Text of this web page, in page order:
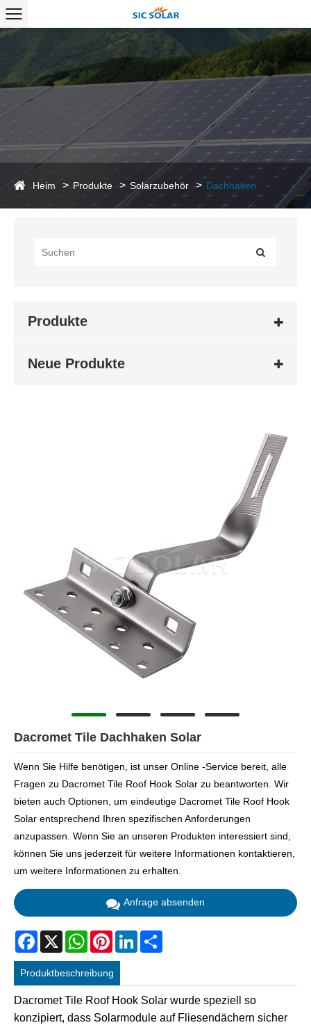
Heim Produkte Solarzubehör Dachhaken
Produkte
Neue Produkte
Dacromet Tile Dachhaken Solar
Wenn Sie Hilfe benötigen, ist unser Online -Service bereit, alle
Fragen zu Dacromet Tile Roof Hook Solar zu beantworten. Wir
bieten auch Optionen, um eindeutige Dacromet Tile Roof Hook
Solar entsprechend Ihren spezifischen Anforderungen
anzupassen. Wenn Sie an unseren Produkten interessiert sind,
können Sie uns jederzeit für weitere Informationen kontaktieren,
um weitere Informationen zu erhalten.
Anfrage absenden
Facebook
X WhatsAppPinterestLinkedIn
Produktbeschreibung
Dacromet Tile Roof Hook Solar wurde speziell so
konzipiert, dass Solarmodule auf Fliesendächern sicher